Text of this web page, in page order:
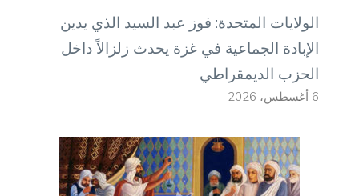
الولايات المتحدة: فوز عبد السيد الذي يدين
الإبادة الجماعية في غزة يحدث زلزالاً داخل
الحزب الديمقراطي
6 أغسطس، 2026